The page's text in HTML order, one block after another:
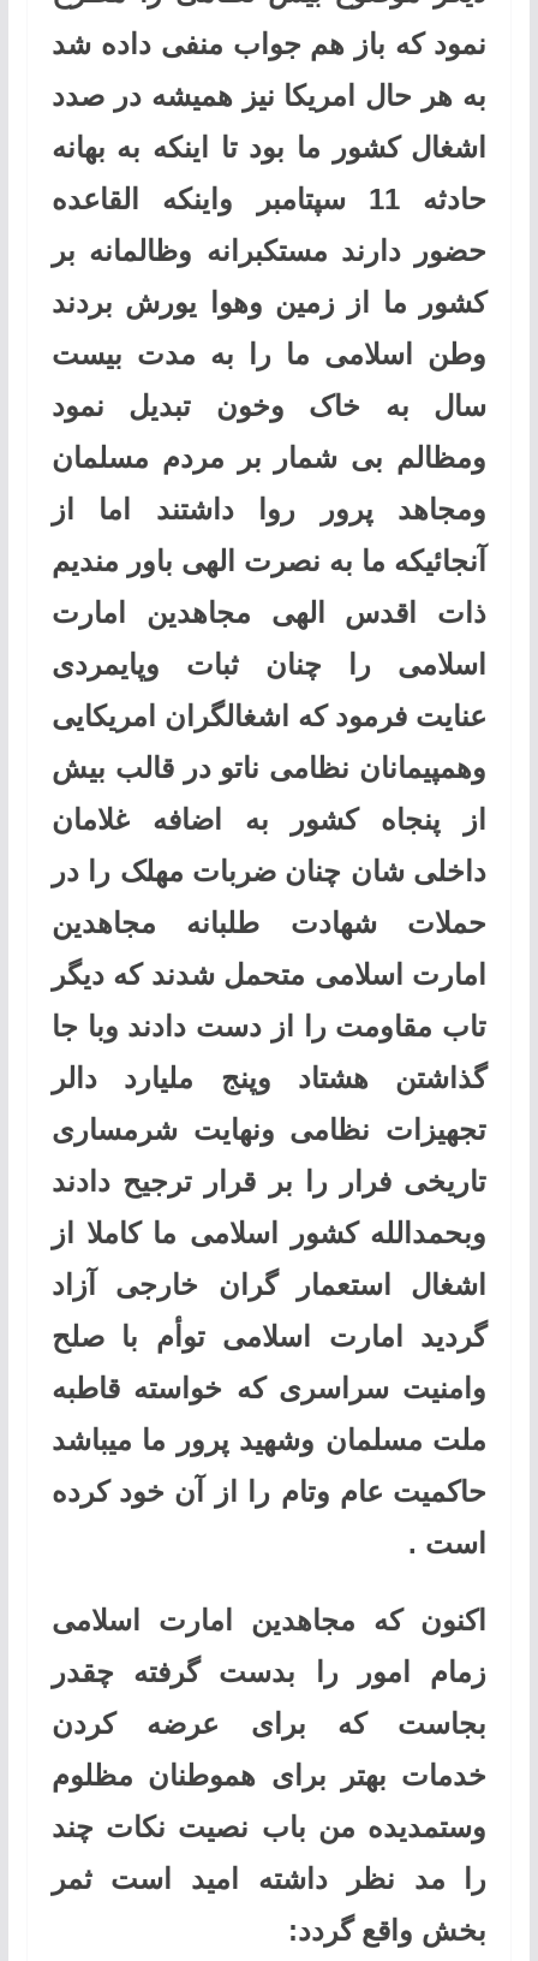
نمود که باز هم جواب منفی داده شد
به هر حال امریکا نیز همیشه در صدد
اشغال کشور ما بود تا اینکه به بهانه
حادثه 11 سپتامبر واینکه القاعده
حضور دارند مستکبرانه وظالمانه بر
کشور ما از زمین وهوا یورش بردند
وطن اسلامی ما را به مدت بیست
سال به خاک وخون تبدیل نمود
ومظالم بی شمار بر مردم مسلمان
ومجاهد پرور روا داشتند اما از
آنجائیکه ما به نصرت الهی باور مندیم
ذات اقدس الهی مجاهدین امارت
اسلامی را چنان ثبات وپایمردی
عنایت فرمود که اشغالگران امریکایی
وهمپیمانان نظامی ناتو در قالب بیش
از پنجاه کشور به اضافه غلامان
داخلی شان چنان ضربات مهلک را در
حملات شهادت طلبانه مجاهدین
امارت اسلامی متحمل شدند که دیگر
تاب مقاومت را از دست دادند وبا جا
گذاشتن هشتاد وپنج ملیارد دالر
تجهیزات نظامی ونهایت شرمساری
تاریخی فرار را بر قرار ترجیح دادند
وبحمدالله کشور اسلامی ما کاملا از
اشغال استعمار گران خارجی آزاد
گردید امارت اسلامی توأم با صلح
وامنیت سراسری که خواسته قاطبه
ملت مسلمان وشهید پرور ما میباشد
حاکمیت عام وتام را از آن خود کرده
است .
اکنون که مجاهدین امارت اسلامی
زمام امور را بدست گرفته چقدر
بجاست که برای عرضه کردن
خدمات بهتر برای هموطنان مظلوم
وستمدیده من باب نصیت نکات چند
را مد نظر داشته امید است ثمر
بخش واقع گردد: